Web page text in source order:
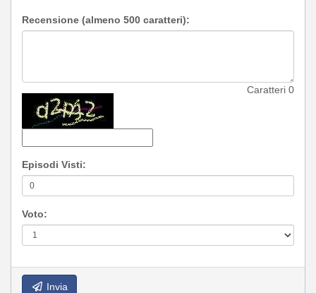
Recensione (almeno 500 caratteri):
Caratteri 0
Episodi Visti:
Voto:
Invia